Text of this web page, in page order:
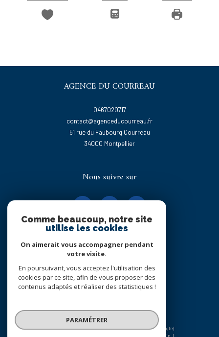
AGENCE DU COURREAU
0467020717
contact@agenceducourreau.fr
51 rue du Faubourg Courreau
34000
montpellier
Nous suivre sur
Adhérents
© 2026 | Tous droits réservés | Traduction powered by Google |
Admin
Comme beaucoup, notre site
utilise les cookies
On aimerait vous accompagner pendant
votre visite.
En poursuivant, vous acceptez l'utilisation des
cookies par ce site, afin de vous proposer des
contenus adaptés et réaliser des statistiques !
PARAMÉTRER